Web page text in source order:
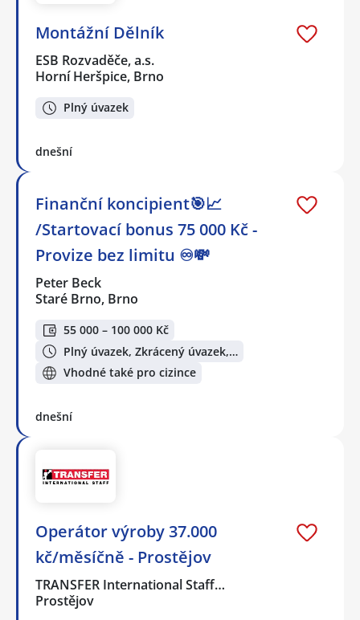
Montážní Dělník
ESB Rozvaděče, a.s.
Horní Heršpice, Brno
Plný úvazek
dnešní
Finanční koncipient🎯📈
/Startovací bonus 75 000 Kč -
Provize bez limitu ♾️💸
Peter Beck
Staré Brno, Brno
55 000 – 100 000 Kč
Plný úvazek, Zkrácený úvazek,…
Vhodné také pro cizince
dnešní
Operátor výroby 37.000
kč/měsíčně - Prostějov
TRANSFER International Staff…
Prostějov